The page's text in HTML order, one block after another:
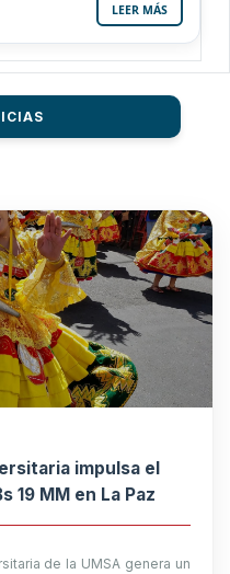
LEER MÁS
impulsa el
19 MM en La Paz
de la UMSA genera un